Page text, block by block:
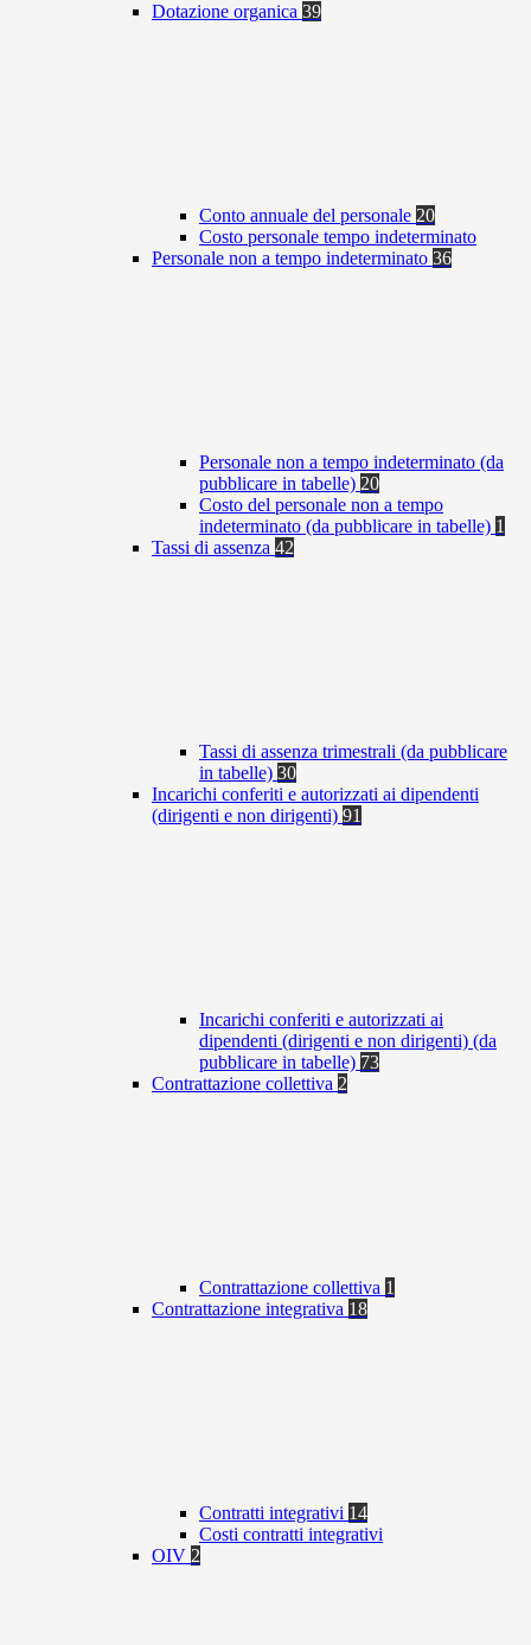
Dotazione organica 39
Conto annuale del personale 20
Costo personale tempo indeterminato
Personale non a tempo indeterminato 36
Personale non a tempo indeterminato (da
pubblicare in tabelle) 20
Costo del personale non a tempo
indeterminato (da pubblicare in tabelle) 1
Tassi di assenza 42
Tassi di assenza trimestrali (da pubblicare
in tabelle) 30
Incarichi conferiti e autorizzati ai dipendenti
(dirigenti e non dirigenti) 91
Incarichi conferiti e autorizzati ai
dipendenti (dirigenti e non dirigenti) (da
pubblicare in tabelle) 73
Contrattazione collettiva 2
Contrattazione collettiva 1
Contrattazione integrativa 18
Contratti integrativi 14
Costi contratti integrativi
OIV 2